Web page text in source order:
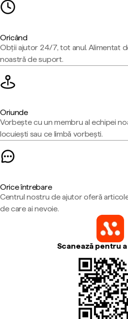
Oricând
Obții ajutor 24/7, tot anul. Alimentat
noastră de suport.
Oriunde
Vorbește cu un membru al echipei
locuiești sau ce limbă vorbești.
Orice întrebare
Centrul nostru de ajutor oferă
de care ai nevoie.
Scanează pentru